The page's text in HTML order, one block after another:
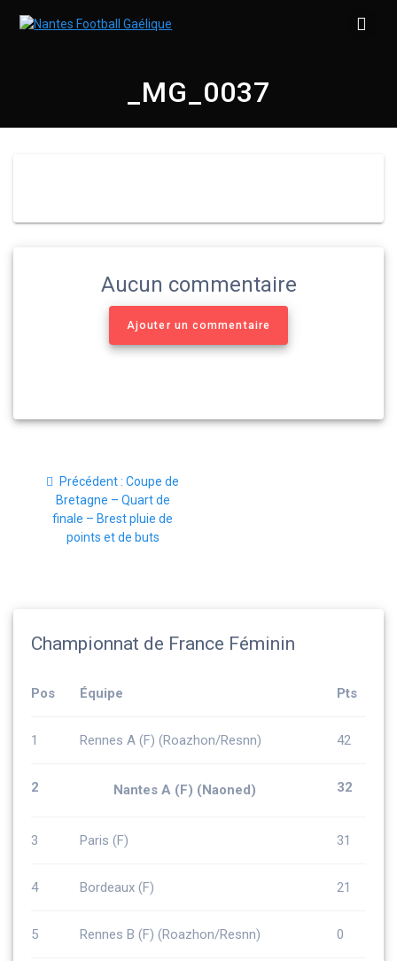
_MG_0037
Aucun commentaire
Ajouter un commentaire
l’article
Précédent : Article
précédent
:
Coupe de
Bretagne – Quart de
finale – Brest pluie de
points et de buts
Championnat de France Féminin
Pos Équipe Pts
1 Rennes A (F) (Roazhon/Resnn) 42
2 Nantes A (F) (Naoned) 32
3 Paris (F) 31
4 Bordeaux (F) 21
5 Rennes B (F) (Roazhon/Resnn) 0